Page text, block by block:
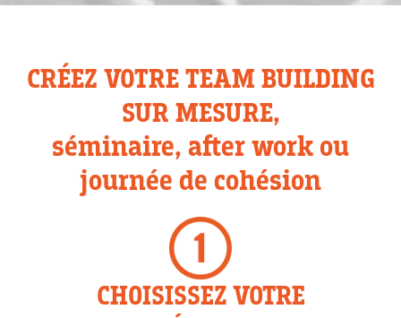
CRÉEZ VOTRE TEAM BUILDING
SUR MESURE,
séminaire, after work ou
journée de cohésion
CHOISISSEZ VOTRE